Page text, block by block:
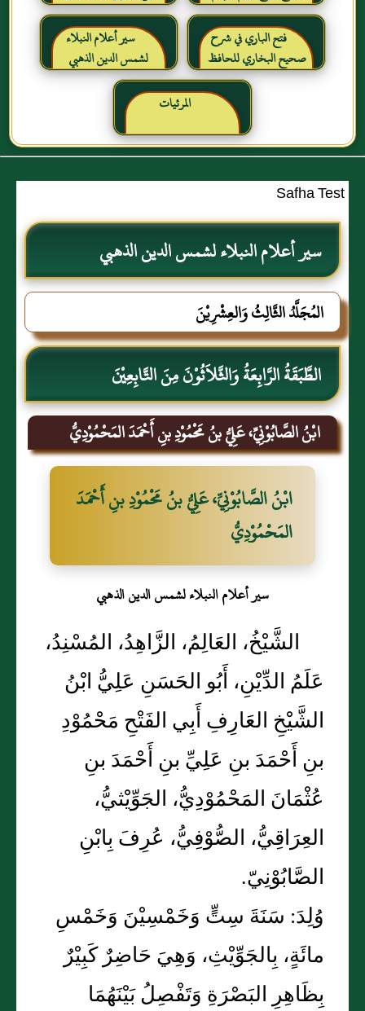
الصنعاني رحمه الله
فتح الباري في شرح
صحيح البخاري للحافظ
ابن حجر العسقلاني
سير أعلام النبلاء
لشمس الدين الذهبي
المرئيات
Safha Test
سير أعلام النبلاء لشمس الدين الذهبي
المُجَلَّدُ الثَّالِثُ وَالعِشْرِيْنَ
الطَّبَقَةُ الرَّابِعَةُ وَالثَّلاَثُوْنَ مِنَ التَّابِعِيْنَ
ابْنُ الصَّابُوْنِيِّ، عَلِيُّ بنُ مَحْمُوْدِ بنِ أَحْمَدَ المَحْمُوْدِيُّ
ابْنُ الصَّابُوْنِيِّ، عَلِيُّ بنُ مَحْمُوْدِ بنِ أَحْمَدَ
المَحْمُوْدِيُّ
سير أعلام النبلاء لشمس الدين الذهبي
الشَّيْخُ، العَالِمُ، الزَّاهِدُ، المُسْنِدُ،
عَلَمُ الدِّيْنِ، أَبُو الحَسَنِ عَلِيُّ ابْنُ
الشَّيْخِ العَارِفِ أَبِي الفَتْحِ مَحْمُوْدِ
بنِ أَحْمَدَ بنِ عَلِيِّ بنِ أَحْمَدَ بنِ
عُثْمَانَ المَحْمُوْدِيُّ، الجَوِّيْثيُّ،
العِرَاقِيُّ، الصُّوْفِيُّ، عُرِفَ بِابْنِ
الصَّابُوْنِيّ.
وُلِدَ: سَنَةَ سِتٍّ وَخَمْسِيْنَ وَخَمْسِ
مائَةٍ، بِالجَوِّيْثِ، وَهِيَ حَاضِرٌ كَبِيْرٌ
بِظَاهِرِ البَصْرَةِ وَتَفْصِلُ بَيْنَهُمَا